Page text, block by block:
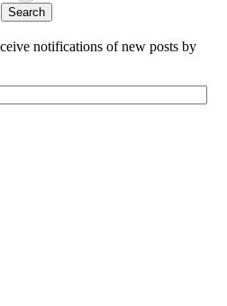
notifications of new posts by